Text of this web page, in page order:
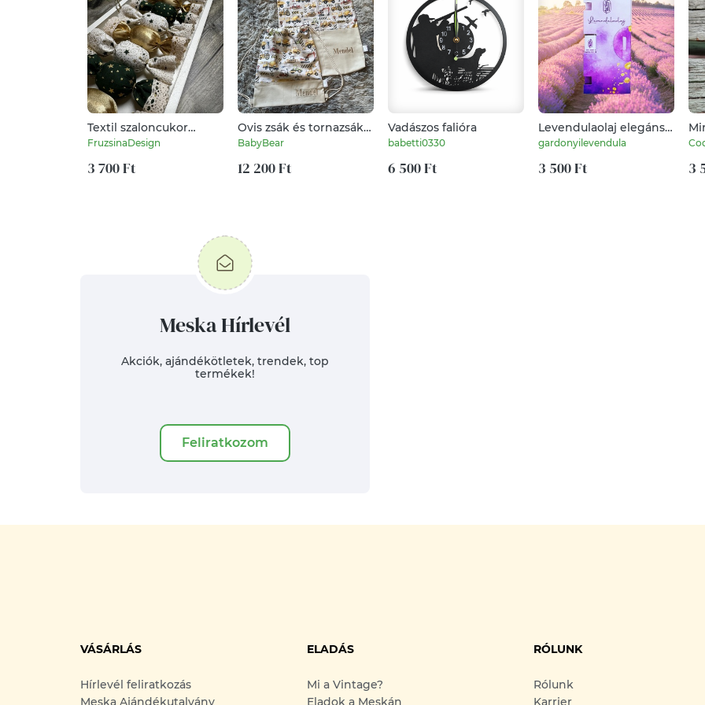
Textil szaloncukor
/szett: 10 db/
FruzsinaDesign
3 700 Ft
Ovis zsák és tornazsák
szett
BabyBear
12 200 Ft
Vadászos falióra
babetti0330
6 500 Ft
Levendulaolaj elegáns
golyós üvegcsében
gardonyilevendula
3 500 Ft 3
Meska Hírlevél
Akciók, ajándékötletek, trendek, top
termékek!
Feliratkozom
VÁSÁRLÁS
Hírlevél feliratkozás
Meska Ajándékutalvány
ELADÁS
Mi a Vintage?
Eladok a Meskán
RÓLUNK
Rólunk
Karrier